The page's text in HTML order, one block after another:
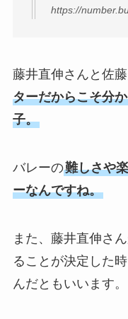
https://
藤井直伸さんと佐
ターだからこそ分
子。
バレーの難しさや
ーなんですね。
また、藤井直伸さ
ることが決定した
んだともいいます。